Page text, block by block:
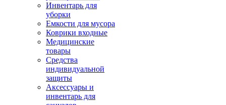
Инвентарь для
уборки
Емкости для мусора
Коврики входные
Медицинские
товары
Средства
индивидуальной
защиты
Аксессуары и
инвентарь для